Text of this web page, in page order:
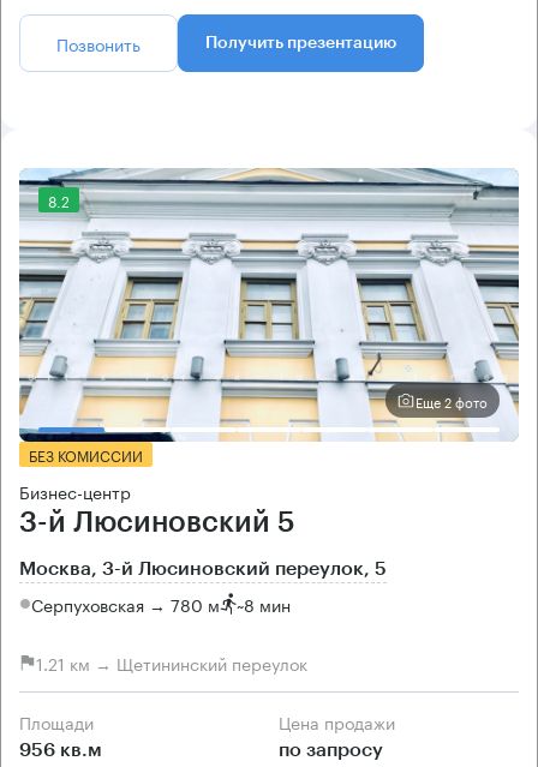
Позвонить Получить презентацию
8.2
Еще 2 фото
БЕЗ КОМИССИИ
Бизнес-центр
3-й Люсиновский 5
Москва, 3-й Люсиновский переулок, 5
Серпуховская → 780 м ~8 мин
1.21 км → Щетининский переулок
Площади
956 кв.м
Цена продажи
по запросу